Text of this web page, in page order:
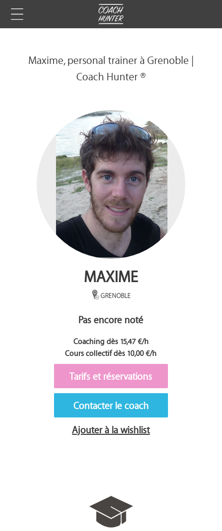
Maxime, personal trainer à Grenoble |
Coach Hunter ®
MAXIME
GRENOBLE
Pas encore noté
Coaching dès 15,47 €/h
Cours collectif dès 10,00 €/h
Tarifs et réservations
Contacter le coach
Ajouter à la wishlist